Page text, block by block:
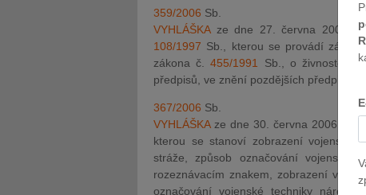
359/2006 Sb.
VYHLÁŠKAze dne 27. června 2006,
108/1997 Sb., kterou se provádí
zákona č.455/1991 Sb., o
předpisů, ve znění pozdějších předpisů
367/2006 Sb.
VYHLÁŠKAze dne 30. června 2006,
kterou se stanoví zobrazení
stráže, způsob označování
rozeznávacím znakem, zobrazení
označování vojenské techniky